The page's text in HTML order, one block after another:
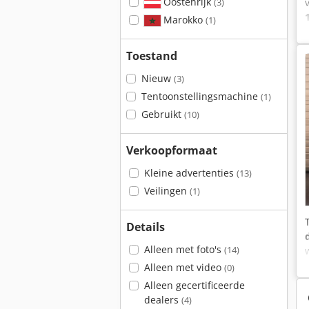
(3)
Marokko (1)
Toestand
Nieuw (3)
Tentoonstellingsmachine (1)
Gebruikt (10)
Verkoopformaat
Kleine advertenties (13)
Veilingen (1)
Details
Alleen met foto's (14)
Alleen met video (0)
Alleen gecertificeerde
dealers (4)